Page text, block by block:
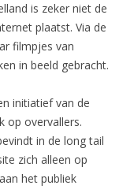
is zeker niet de
plaatst. Via de
filmpjes van
in beeld gebracht.
initiatief van de
op overvallers.
in de long tail
zich alleen op
het publiek